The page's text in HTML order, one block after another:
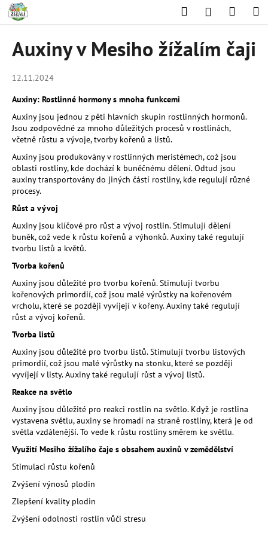
Přejít
obsah
HledatPřihlášení
Auxiny v Mesiho žížalím čaji
12.11.2024
Auxiny: Rostlinné hormony s mnoha funkcemi
Auxiny jsou jednou z pěti hlavních skupin rostlinných hormonů.
Jsou zodpovědné za mnoho důležitých procesů v rostlinách,
včetně růstu a vývoje, tvorby kořenů a listů.
Auxiny jsou produkovány v rostlinných meristémech, což jsou
oblasti rostliny, kde dochází k buněčnému dělení. Odtud jsou
auxiny transportovány do jiných částí rostliny, kde regulují různé
procesy.
Růst a vývoj
Auxiny jsou klíčové pro růst a vývoj rostlin. Stimulují dělení
buněk, což vede k růstu kořenů a výhonků. Auxiny také regulují
tvorbu listů a květů.
Tvorba kořenů
Auxiny jsou důležité pro tvorbu kořenů. Stimulují tvorbu
kořenových primordií, což jsou malé výrůstky na kořenovém
vrcholu, které se později vyvíjejí v kořeny. Auxiny také regulují
růst a vývoj kořenů.
Tvorba listů
Auxiny jsou důležité pro tvorbu listů. Stimulují tvorbu listových
primordií, což jsou malé výrůstky na stonku, které se později
vyvíjejí v listy. Auxiny také regulují růst a vývoj listů.
Reakce na světlo
Auxiny jsou důležité pro reakci rostlin na světlo. Když je rostlina
vystavena světlu, auxiny se hromadí na straně rostliny, která je od
světla vzdálenější. To vede k růstu rostliny směrem ke světlu.
Využití Mesiho žížalího čaje s obsahem auxinů v zemědělství
Stimulaci růstu kořenů
Zvýšení výnosů plodin
Zlepšení kvality plodin
Zvýšení odolnosti rostlin vůči stresu
o
o
p
o
t
ř
e
b
u
j
e
t
e
n
a
j
í
t
?
HLEDAT
D
o
p
o
r
u